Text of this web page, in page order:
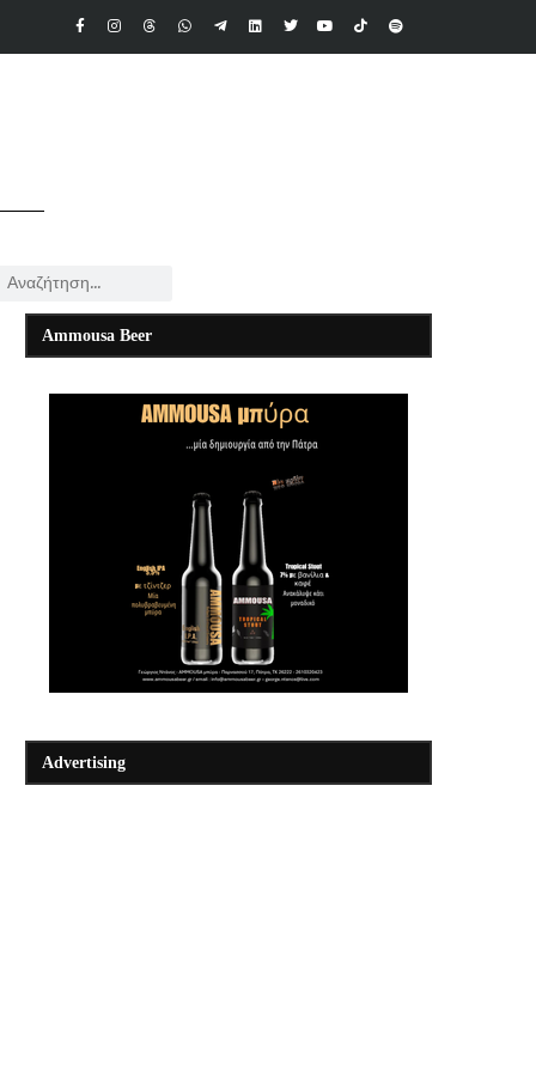
Ammousa Beer
Advertising